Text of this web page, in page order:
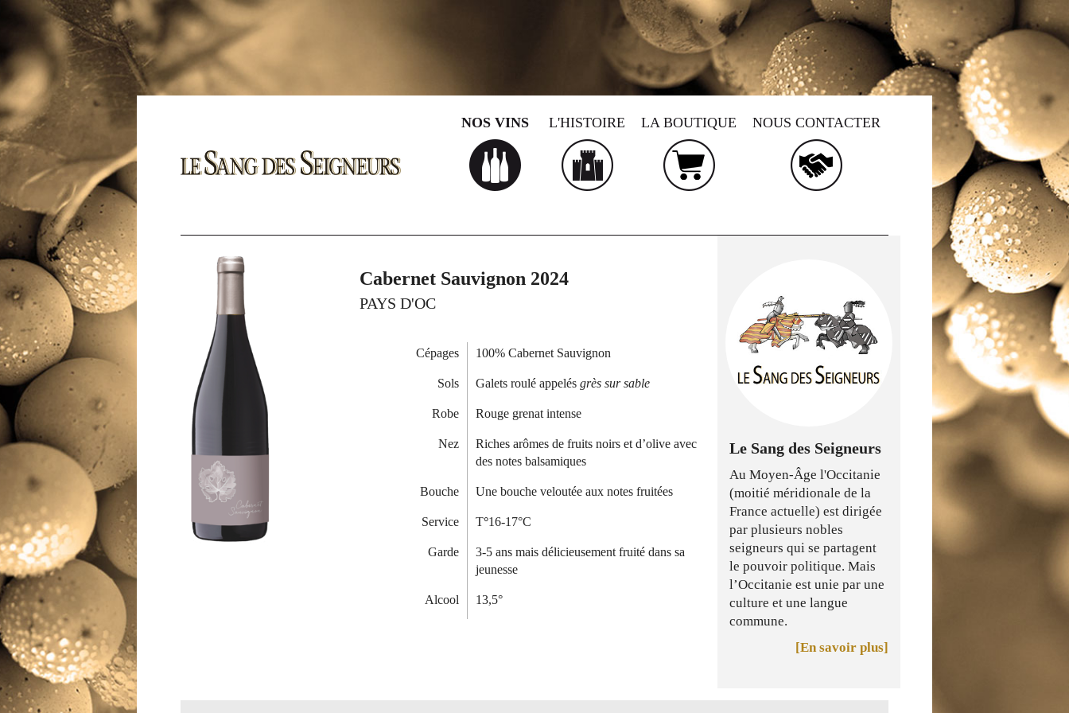
NOS VINS L'HISTOIRE LA BOUTIQUE NOUS CONTACTER
Cabernet Sauvignon 2024
PAYS D'OC
Cépages 100% Cabernet Sauvignon
Sols Galets roulé appelés grès sur sable
Robe Rouge grenat intense
Nez
Riches arômes de fruits noirs et d’olive avec
des notes balsamiques
Bouche Une bouche veloutée aux notes fruitées
Service T°16-17°C
Garde
3-5 ans mais délicieusement fruité dans sa
jeunesse
Alcool 13,5°
Le Sang des Seigneurs
Au Moyen-Âge l'Occitanie
(moitié méridionale de la
France actuelle) est dirigée
par plusieurs nobles
seigneurs qui se partagent
le pouvoir politique. Mais
l’Occitanie est unie par une
culture et une langue
commune.
[En savoir plus]